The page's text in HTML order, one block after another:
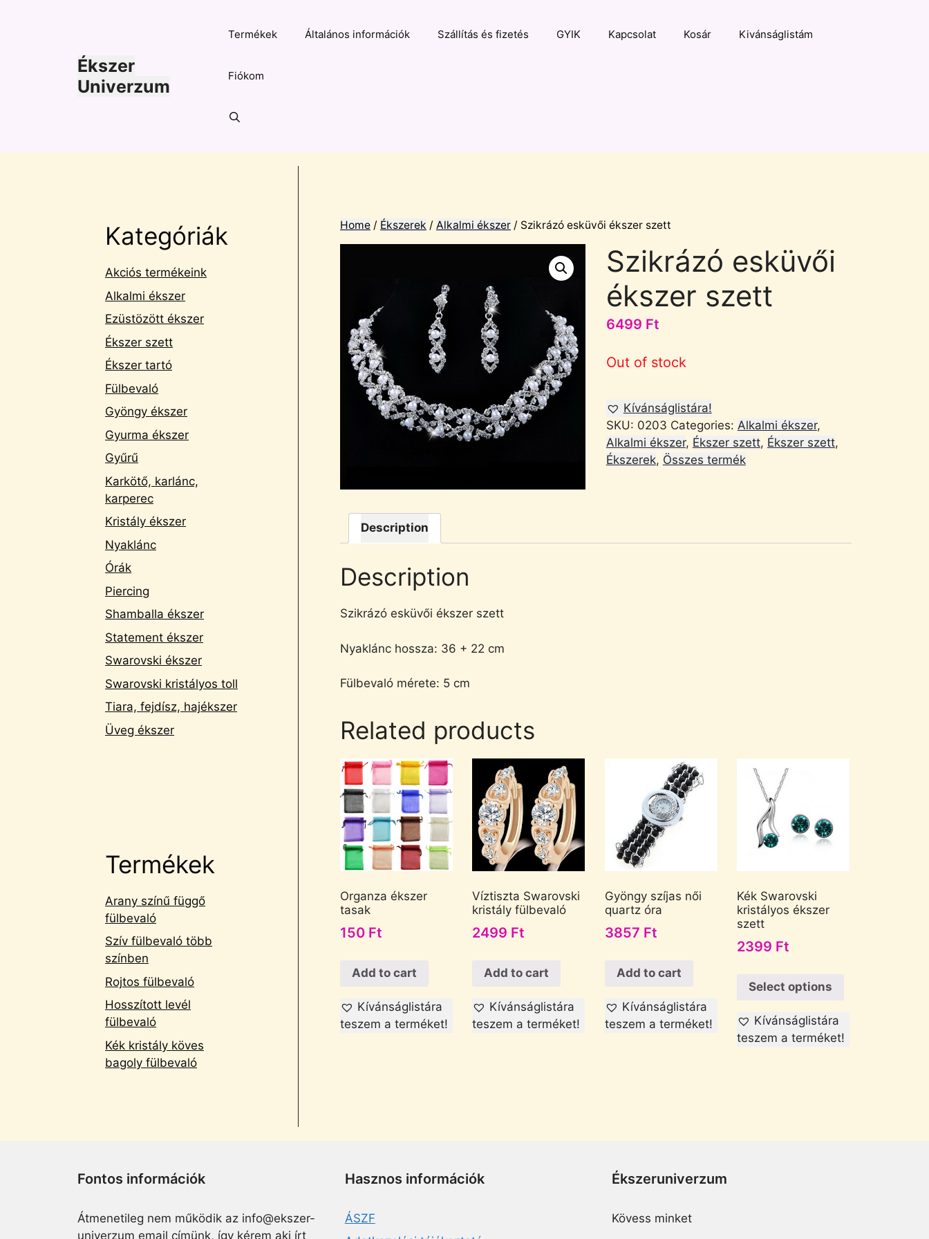
Ékszer
Univerzum
Termékek Általános információk Szállítás és fizetés GYIK Kapcsolat Kosár Kivánságlistám
Fiókom
Home / Ékszerek / Alkalmi ékszer / Szikrázó esküvői ékszer szett
Szikrázó esküvői
ékszer szett
6499 Ft
Out of stock
Kívánságlistára!
SKU: 0203 Categories: Alkalmi ékszer,
Alkalmi ékszer, Ékszer szett, Ékszer szett,
Ékszerek, Összes termék
Description
Description
Szikrázó esküvői ékszer szett
Nyaklánc hossza: 36 + 22 cm
Fülbevaló mérete: 5 cm
Related products
Organza ékszer
tasak
150 Ft
Add to cart
Kívánságlistára
teszem a terméket!
Víztiszta Swarovski
kristály fülbevaló
2499 Ft
Add to cart
Kívánságlistára
teszem a terméket!
Gyöngy szíjas női
quartz óra
3857 Ft
Add to cart
Kívánságlistára
teszem a terméket!
Kék Swarovski
kristályos ékszer
szett
2399 Ft
Select options
Kívánságlistára
teszem a terméket!
Kategóriák
Akciós termékeink
Alkalmi ékszer
Ezüstözött ékszer
Ékszer szett
Ékszer tartó
Fülbevaló
Gyöngy ékszer
Gyurma ékszer
Gyűrű
Karkötő, karlánc,
karperec
Kristály ékszer
Nyaklánc
Órák
Piercing
Shamballa ékszer
Statement ékszer
Swarovski ékszer
Swarovski kristályos toll
Tiara, fejdísz, hajékszer
Üveg ékszer
Termékek
Arany színű függő
fülbevaló
Szív fülbevaló több
színben
Rojtos fülbevaló
Hosszított levél
fülbevaló
Kék kristály köves
bagoly fülbevaló
Fontos információk
Átmenetileg nem működik az info@ekszer-
univerzum email címünk, így kérem aki írt
Hasznos információk
ÁSZF
Ékszeruniverzum
Kövess minket